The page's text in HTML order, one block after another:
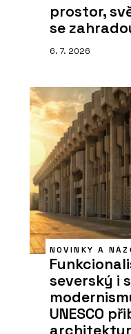
prostor,
se
6. 7. 2026
NOVINKY A
severský i
UNESCO